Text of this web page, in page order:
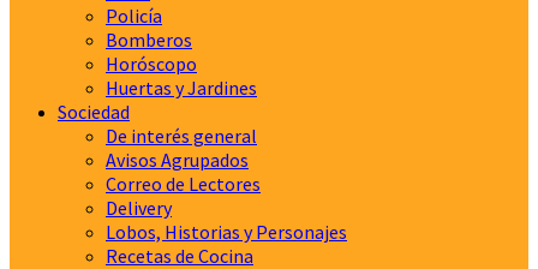
Policía
Bomberos
Horóscopo
Huertas y Jardines
Sociedad
De interés general
Avisos Agrupados
Correo de Lectores
Delivery
Lobos, Historias y Personajes
Recetas de Cocina